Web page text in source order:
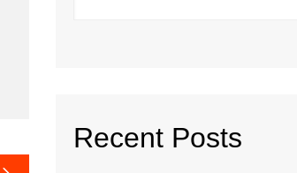
Recent Posts